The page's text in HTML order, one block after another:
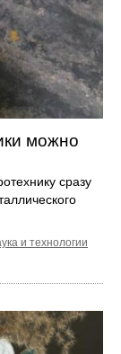
можно
сразу
и технологии